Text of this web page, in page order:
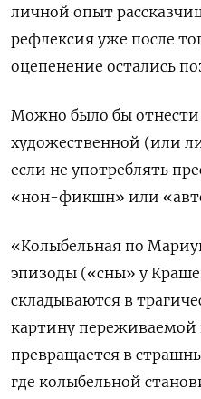
личной опыт
рефлексия уже после
оцепенение остались
Можно было бы отнести
художественной (или
если не употреблять
«нон-фикшн» или
«Колыбельная по
эпизоды («сны» у
складываются в
картину переживаемой
превращается в
где колыбельной